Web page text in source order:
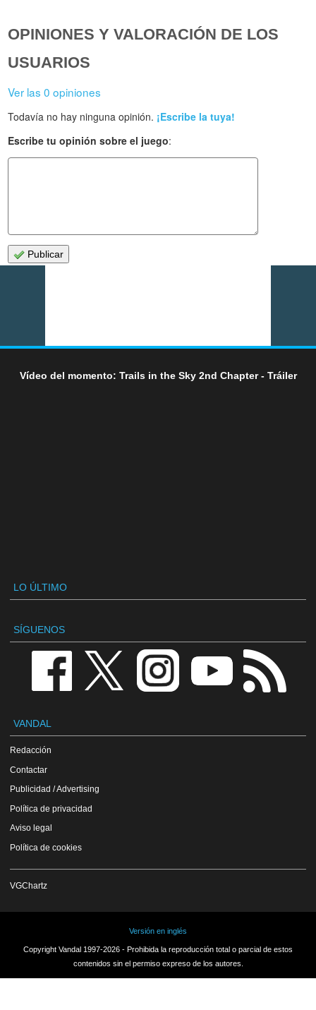
OPINIONES Y VALORACIÓN DE LOS
USUARIOS
Ver las 0 opiniones
Todavía no hay ninguna opinión. ¡Escribe la tuya!
Escribe tu opinión sobre el juego:
Publicar
Vídeo del momento: Trails in the Sky 2nd Chapter - Tráiler
LO ÚLTIMO
SÍGUENOS
VANDAL
Redacción
Contactar
Publicidad / Advertising
Política de privacidad
Aviso legal
Política de cookies
VGChartz
Versión en inglés
Copyright Vandal 1997-2026 - Prohibida la reproducción total o parcial de estos
contenidos sin el permiso expreso de los autores.